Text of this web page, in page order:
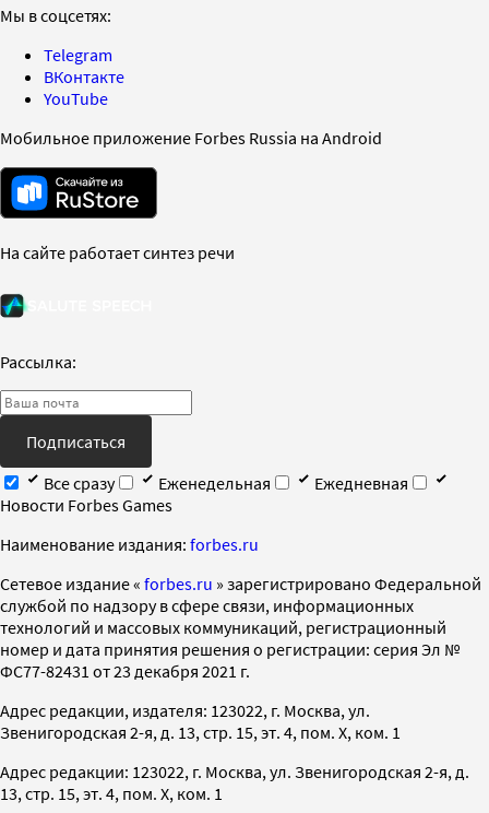
Мы в соцсетях:
Telegram
ВКонтакте
YouTube
Мобильное приложение Forbes Russia на Android
На сайте работает синтез речи
Рассылка:
Подписаться
Все сразу
Еженедельная
Ежедневная
Новости Forbes Games
Наименование издания: forbes.ru
Cетевое издание « forbes.ru » зарегистрировано Федеральной
службой по надзору в сфере связи, информационных
технологий и массовых коммуникаций, регистрационный
номер и дата принятия решения о регистрации: серия Эл №
ФС77-82431 от 23 декабря 2021 г.
Адрес редакции, издателя: 123022, г. Москва, ул.
Звенигородская 2-я, д. 13, стр. 15, эт. 4, пом. X, ком. 1
Адрес редакции: 123022, г. Москва, ул. Звенигородская 2-я, д.
13, стр. 15, эт. 4, пом. X, ком. 1